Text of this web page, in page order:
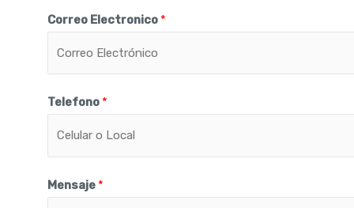
Correo Electronico *
Telefono *
Mensaje *